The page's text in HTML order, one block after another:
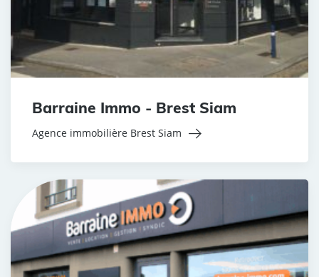
Barraine Immo - Brest Siam
Agence immobilière Brest Siam